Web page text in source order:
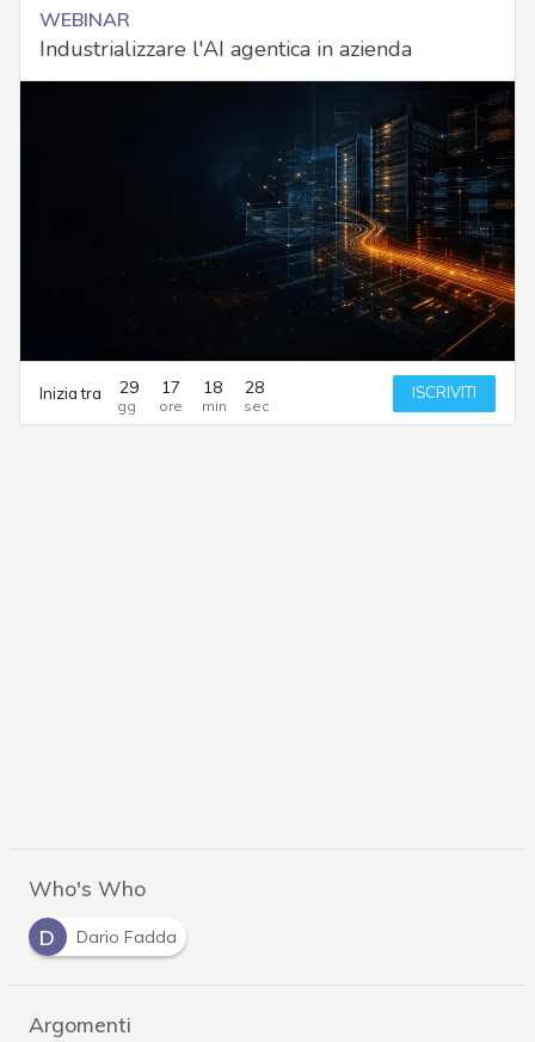
WEBINAR
Industrializzare l'AI agentica in azienda
Inizia tra 29 17 18 28 ISCRIVITI
Who's Who
D
Dario Fadda
Argomenti